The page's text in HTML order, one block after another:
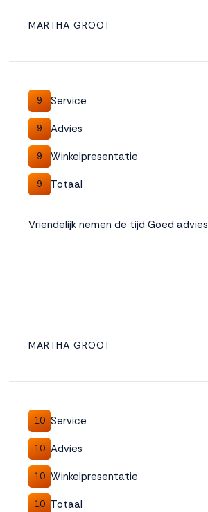
MARTHA GROOT
9 Service
9 Advies
9 Winkelpresentatie
9 Totaal
Vriendelijk nemen de tijd Goed advies
MARTHA GROOT
10 Service
10 Advies
10 Winkelpresentatie
10 Totaal